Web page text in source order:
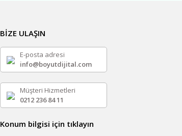
BİZE ULAŞIN
E-posta adresi
info@boyutdijital.com
Müşteri Hizmetleri
0212 236 84 11
Konum bilgisi için tıklayın